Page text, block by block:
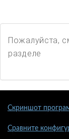
Пожалуйста,
разделе
Скриншот
Сравните